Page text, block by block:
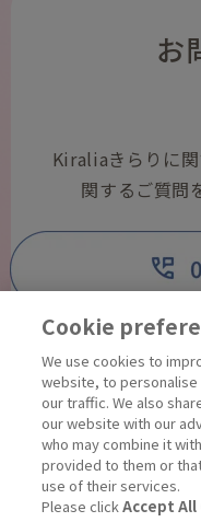
お
Kiraliaきらりに
関するご質問
営業時間
土・日・祝日
く
Cookie
We use cookies to
website, to personalise
our traffic. We also
our website with our
who may combine it
provided to them or
use of their services.
Please clickAccept All